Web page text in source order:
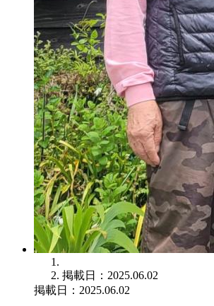
掲載日：2025.06.02
掲載日：2025.06.02